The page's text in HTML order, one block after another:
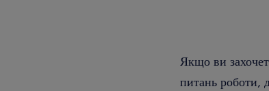
Якщо ви
питань роботи,